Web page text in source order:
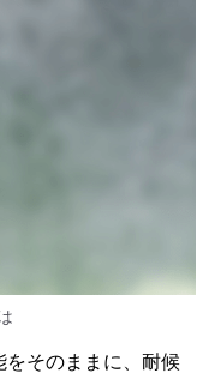
をそのままに、耐候